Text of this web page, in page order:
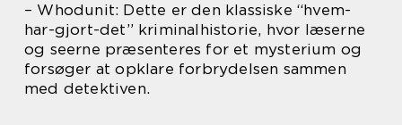
– Whodunit: Dette er den klassiske “hvem-
har-gjort-det” kriminalhistorie, hvor læserne
og seerne præsenteres for et mysterium og
forsøger at opklare forbrydelsen sammen
med detektiven.